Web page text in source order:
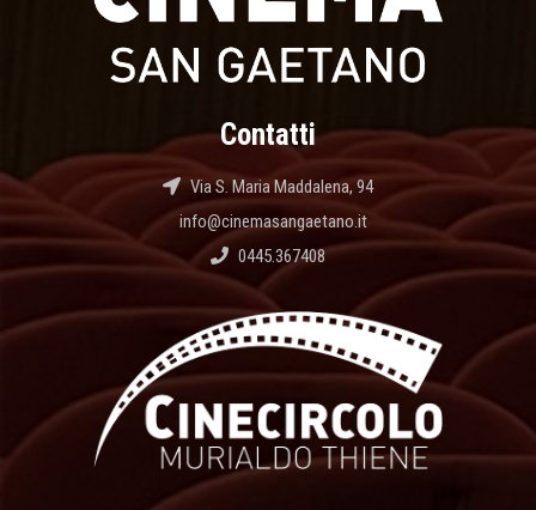
Contatti
Via S. Maria Maddalena, 94
info@cinemasangaetano.it
0445.367408